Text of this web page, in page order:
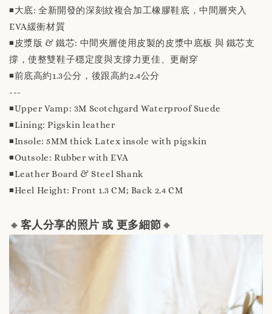
◾️大底: 全新開發的深刻紋複合加工橡膠鞋底，中間層夾入
EVA緩衝材質
◾️皮漿版 & 鐵芯: 中間夾層使用皮製的皮漿中底板 與 鐵芯支
撐，使整雙鞋子穩定度與支撐力更佳、更耐穿
◾️前底高約1.3公分，後跟高約2.4公分
---
◾️Upper Vamp: 3M Scotchgard Waterproof Suede
◾️Lining: Pigskin leather
◾️Insole: 5MM thick Latex insole with pigskin
◾️Outsole: Rubber with EVA
◾️Leather Board & Steel Shank
◾️Heel Height: Front 1.3 CM; Back 2.4 CM
🔸 客人分享的照片 或 更多細節 🔸